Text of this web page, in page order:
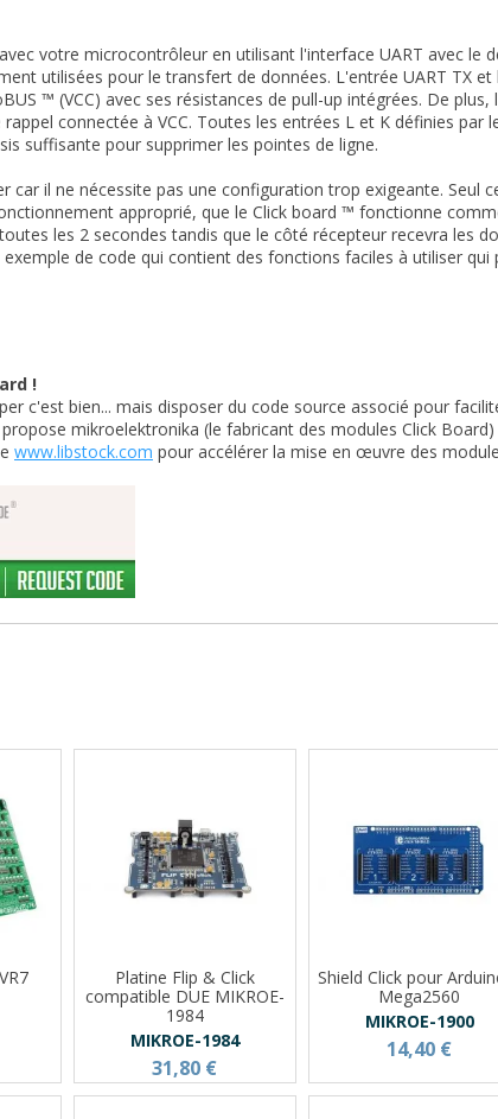
votre microcontrôleur en utilisant l'interface UART avec le
utilisées pour le transfert de données. L'entrée UART TX
™ (VCC) avec ses résistances de pull-up intégrées. De
connectée à VCC. Toutes les entrées L et K définies par
suffisante pour supprimer les pointes de ligne.
il ne nécessite pas une configuration trop exigeante. Seul
approprié, que le Click board ™ fonctionne
les 2 secondes tandis que le côté récepteur recevra les
de code qui contient des fonctions faciles à utiliser
!
c'est bien... mais disposer du code source associé pour
mikroelektronika (le fabricant des modules Click
www.libstock.com pour accélérer la mise en œuvre des
Platine Flip & Click
compatible DUE MIKROE-
1984
MIKROE-1984
31,80 €
Shield Click pour
Mega2560
MIKROE-1900
14,40 €